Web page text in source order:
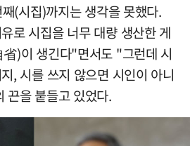
(시집)까지는 생각을 못했다.
로 시집을 너무 대량 생산한 게
)이 생긴다"면서도 "그런데 시
, 시를 쓰지 않으면 시인이 아니
끈을 붙들고 있었다.